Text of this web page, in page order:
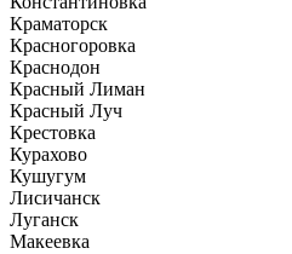
Краматорск
Красногоровка
Краснодон
Красный Лиман
Красный Луч
Крестовка
Курахово
Кушугум
Лисичанск
Луганск
Макеевка